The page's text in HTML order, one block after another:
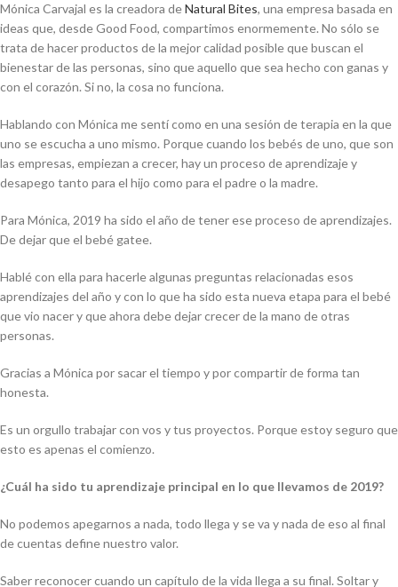
Mónica Carvajal es la creadora deNatural Bites, una empresa basada en
ideas que, desde Good Food, compartimos enormemente. No sólo se
trata de hacer productos de la mejor calidad posible que buscan el
bienestar de las personas, sino que aquello que sea hecho con ganas y
con el corazón. Si no, la cosa no funciona.
Hablando con Mónica me sentí como en una sesión de terapia en la que
uno se escucha a uno mismo. Porque cuando los bebés de uno, que son
las empresas, empiezan a crecer, hay un proceso de aprendizaje y
desapego tanto para el hijo como para el padre o la madre.
Para Mónica, 2019 ha sido el año de tener ese proceso de aprendizajes.
De dejar que el bebé gatee.
Hablé con ella para hacerle algunas preguntas relacionadas esos
aprendizajes del año y con lo que ha sido esta nueva etapa para el bebé
que vio nacer y que ahora debe dejar crecer de la mano de otras
personas.
Gracias a Mónica por sacar el tiempo y por compartir de forma tan
honesta.
Es un orgullo trabajar con vos y tus proyectos. Porque estoy seguro que
esto es apenas el comienzo.
¿Cuál ha sido tu aprendizaje principal en lo que llevamos de 2019?
No podemos apegarnos a nada, todo llega y se va y nada de eso al final
de cuentas define nuestro valor.
Saber reconocer cuando un capítulo de la vida llega a su final. Soltar y